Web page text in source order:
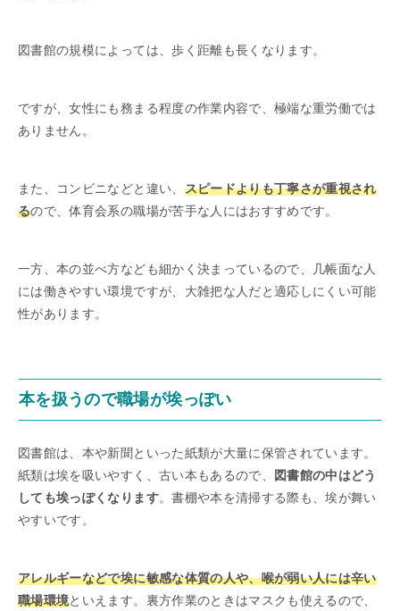
図書館の規模によっては、歩く距離も長くなります。
ですが、女性にも務まる程度の作業内容で、極端な重労働では
ありません。
また、コンビニなどと違い、 スピードよりも丁寧さが重視され
るので、体育会系の職場が苦手な人にはおすすめです。
一方、本の並べ方なども細かく決まっているので、几帳面な人
には働きやすい環境ですが、大雑把な人だと適応しにくい可能
性があります。
本を扱うので職場が埃っぽい
図書館は、本や新聞といった紙類が大量に保管されています。
紙類は埃を吸いやすく、古い本もあるので、
図書館の中はどう
しても埃っぽくなります。書棚や本を清掃する際も、埃が舞い
やすいです。
アレルギーなどで埃に敏感な体質の人や、喉が弱い人には辛い
職場環境といえます。裏方作業のときはマスクも使えるので、